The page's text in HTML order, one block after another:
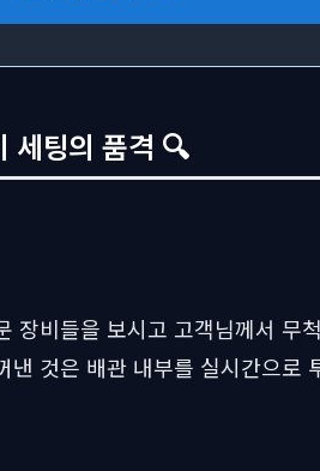
세팅의 품격 🔍
장비들을 보시고 고객님께서 무
것은 배관 내부를 실시간으로